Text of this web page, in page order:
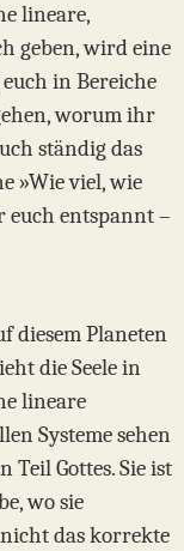
lineare,
geben, wird eine
in Bereiche
worum ihr
ständig das
»Wie viel, wie
euch entspannt –
diesem Planeten
die Seele in
lineare
Systeme sehen
Teil Gottes. Sie ist
wo sie
das korrekte